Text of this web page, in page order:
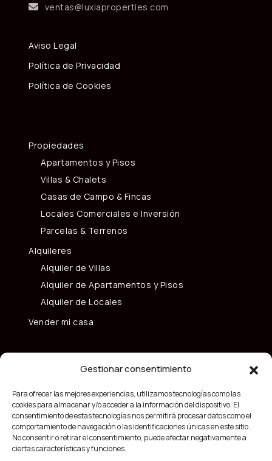
Gestionar consentimiento
Para ofrecer las mejores experiencias, utilizamos tecnologías como las
cookies para almacenar y/o acceder a la información del dispositivo. El
consentimiento de estas tecnologías nos permitirá procesar datos como el
comportamiento de navegación o las identificaciones únicas en este sitio.
No consentir o retirar el consentimiento, puede afectar negativamente a
ciertas características y funciones.
ventas@luxiaproperties.com
Aviso Legal
Política de Privacidad
Política de Cookies
Propiedades
Apartamentos y Pisos
Villas & Chalets
Casas de Campo & Fincas
Locales Comerciales e Inversión
Parcelas & Terrenos
Alquileres
Alquiler de Villas
Alquiler de Apartamentos y Pisos
Alquiler de Locales
Vender mi casa